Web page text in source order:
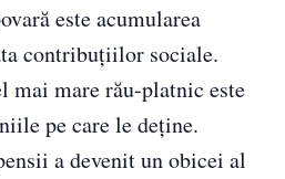
este acumularea
contribuţiilor sociale.
mai mare rău-platnic este
pe care le deține.
a devenit un obicei al